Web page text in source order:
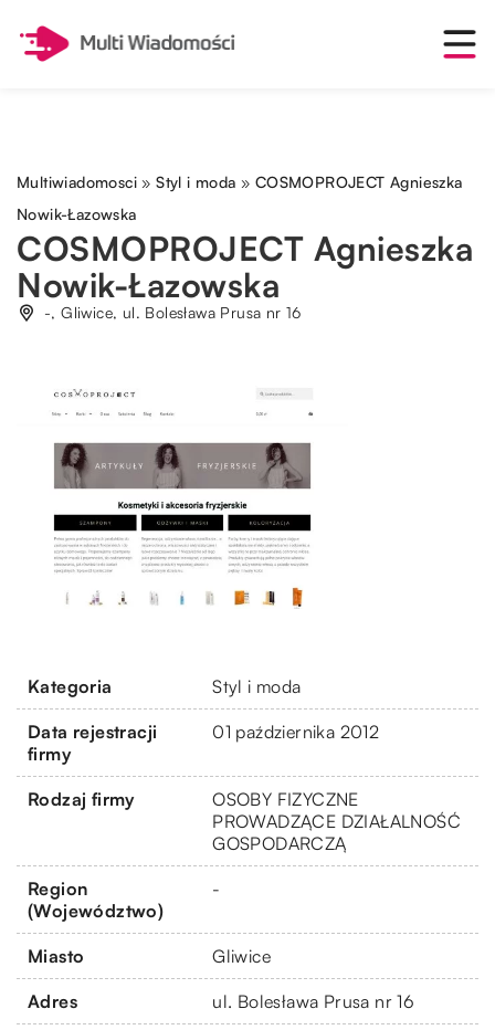
Multiwiadomosci »Styl i moda » COSMOPROJECT Agnieszka
Nowik-Łazowska
COSMOPROJECT Agnieszka
Nowik-Łazowska
-, Gliwice, ul. Bolesława Prusa nr 16
Kategoria Styl i moda
Data rejestracji
firmy
01 października 2012
Rodzaj firmy
OSOBY FIZYCZNE
PROWADZĄCE DZIAŁALNOŚĆ
GOSPODARCZĄ
Region
(Województwo)
-
Miasto Gliwice
Adres ul. Bolesława Prusa nr 16